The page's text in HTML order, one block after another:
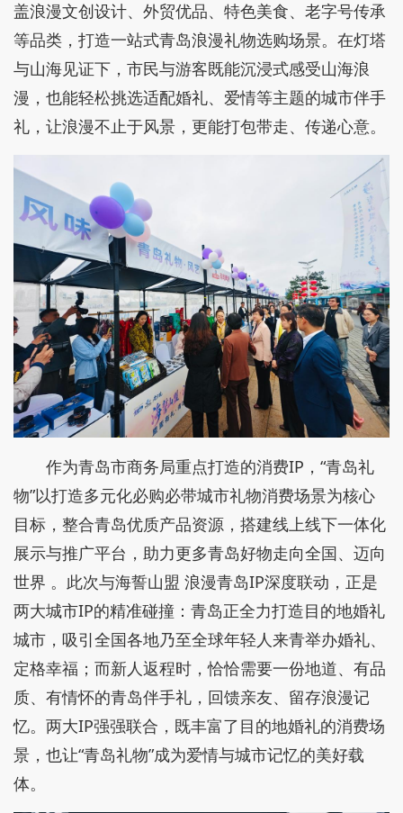
盖浪漫文创设计、外贸优品、特色美食、老字号传承
等品类，打造一站式青岛浪漫礼物选购场景。在灯塔
与山海见证下，市民与游客既能沉浸式感受山海浪
漫，也能轻松挑选适配婚礼、爱情等主题的城市伴手
礼，让浪漫不止于风景，更能打包带走、传递心意。
作为青岛市商务局重点打造的消费IP，“青岛礼
物”以打造多元化必购必带城市礼物消费场景为核心
目标，整合青岛优质产品资源，搭建线上线下一体化
展示与推广平台，助力更多青岛好物走向全国、迈向
世界 。此次与海誓山盟 浪漫青岛IP深度联动，正是
两大城市IP的精准碰撞：青岛正全力打造目的地婚礼
城市，吸引全国各地乃至全球年轻人来青举办婚礼、
定格幸福；而新人返程时，恰恰需要一份地道、有品
质、有情怀的青岛伴手礼，回馈亲友、留存浪漫记
忆。两大IP强强联合，既丰富了目的地婚礼的消费场
景，也让“青岛礼物”成为爱情与城市记忆的美好载
体。